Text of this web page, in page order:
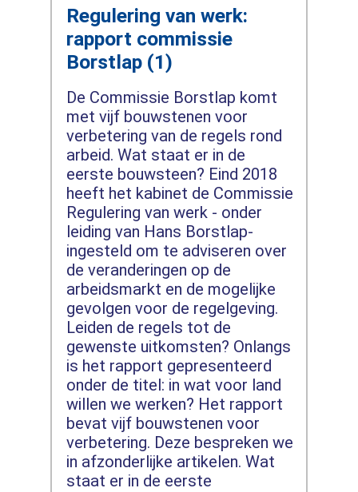
Regulering van werk:
rapport commissie
Borstlap (1)
De Commissie Borstlap komt
met vijf bouwstenen voor
verbetering van de regels rond
arbeid. Wat staat er in de
eerste bouwsteen? Eind 2018
heeft het kabinet de Commissie
Regulering van werk - onder
leiding van Hans Borstlap-
ingesteld om te adviseren over
de veranderingen op de
arbeidsmarkt en de mogelijke
gevolgen voor de regelgeving.
Leiden de regels tot de
gewenste uitkomsten? Onlangs
is het rapport gepresenteerd
onder de titel: in wat voor land
willen we werken? Het rapport
bevat vijf bouwstenen voor
verbetering. Deze bespreken we
in afzonderlijke artikelen. Wat
staat er in de eerste